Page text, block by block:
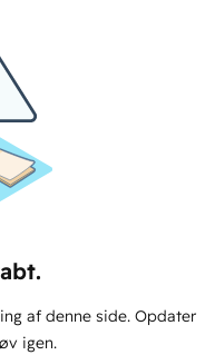
af denne side. Opdater
igen.